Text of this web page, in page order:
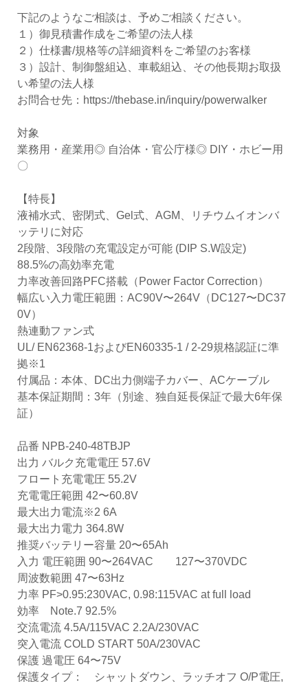
下記のようなご相談は、予めご相談ください。
１）御見積書作成をご希望の法人様
２）仕様書/規格等の詳細資料をご希望のお客様
３）設計、制御盤組込、車載組込、その他長期お取扱
い希望の法人様
お問合せ先： https://thebase.in/inquiry/powerwalker
対象
業務用・産業用◎ 自治体・官公庁様◎ DIY・ホビー用
〇
【特長】
液補水式、密閉式、Gel式、AGM、リチウムイオンバ
ッテリに対応
2段階、3段階の充電設定が可能 (DIP S.W設定)
88.5%の高効率充電
力率改善回路PFC搭載（Power Factor Correction）
幅広い入力電圧範囲：AC90V〜264V（DC127〜DC37
0V）
熱連動ファン式
UL/ EN62368-1およびEN60335-1 / 2-29規格認証に準
拠※1
付属品：本体、DC出力側端子カバー、ACケーブル
基本保証期間：3年（別途、独自延長保証で最大6年保
証）
品番 NPB-240-48TBJP
出力 バルク充電電圧 57.6V
フロート充電電圧 55.2V
充電電圧範囲 42〜60.8V
最大出力電流※2 6A
最大出力電力 364.8W
推奨バッテリー容量 20〜65Ah
入力 電圧範囲 90〜264VAC 127〜370VDC
周波数範囲 47〜63Hz
力率 PF>0.95:230VAC, 0.98:115VAC at full load
効率 Note.7 92.5%
交流電流 4.5A/115VAC 2.2A/230VAC
突入電流 COLD START 50A/230VAC
保護 過電圧 64〜75V
保護タイプ： シャットダウン、ラッチオフ O/P電圧,